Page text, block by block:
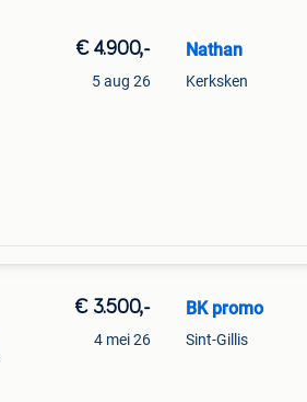
€ 4.900,-
5 aug 26
Nathan
Kerksken
€ 3.500,-
4 mei 26
BK promo
Sint-Gillis